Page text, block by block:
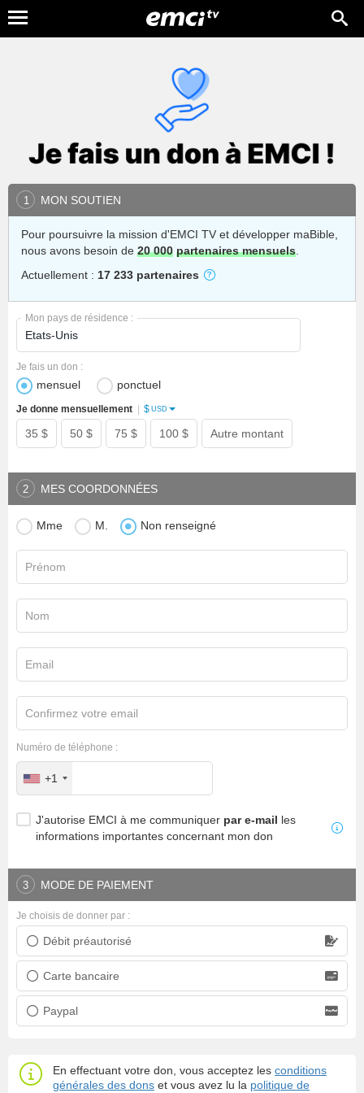
1 MON SOUTIEN
Pour poursuivre la mission d'EMCI TV et développer maBible,
nous avons besoin de 20 000 partenaires mensuels.
Actuellement : 17 233 partenaires
Mon pays de résidence :
mensuel ponctuel
Je fais un don :
35 $ 50 $ 75 $ 100 $ Autre montant
Je donne mensuellement $ USD
2 MES COORDONNÉES
Mme M. Non renseigné
Prénom
Nom
Email
Confirmez votre email
Numéro de téléphone :
+1
J'autorise EMCI à me communiquer par e-mail les
informations importantes concernant mon don
3 MODE DE PAIEMENT
Débit préautorisé
Prélèvement bancaire
Carte bancaire
Carte bancaire
Paypal
Paypal
Je choisis de donner par :
En effectuant votre don, vous acceptez les conditions
générales des dons et vous avez lu la politique de